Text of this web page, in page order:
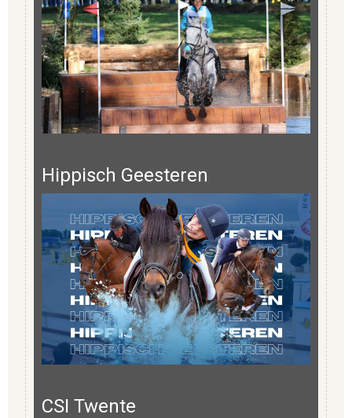
Hippisch Geesteren
CSI Twente